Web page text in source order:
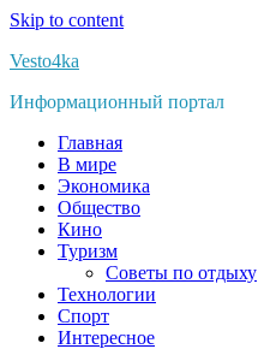
Skip to content
Vesto4ka
Информационный портал
Главная
В мире
Экономика
Общество
Кино
Туризм
Советы по отдыху
Технологии
Спорт
Интересное